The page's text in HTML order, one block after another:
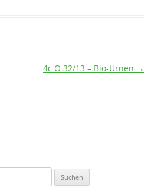
4c O 32/13 – Bio-Urnen →